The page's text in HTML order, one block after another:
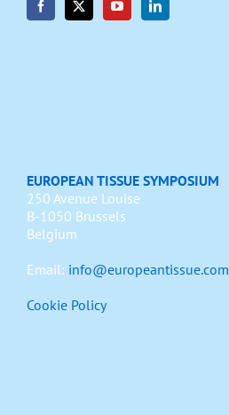
EUROPEAN TISSUE SYMPOSIUM
250 Avenue Louise
B-1050 Brussels
Belgium
Email: info@europeantissue.com
Cookie Policy